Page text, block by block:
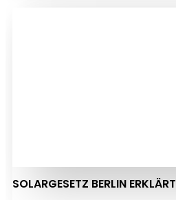
SOLARGESETZ BERLIN ERKLÄRT